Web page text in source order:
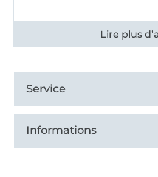
Voir tous les 11496
Service
Informations